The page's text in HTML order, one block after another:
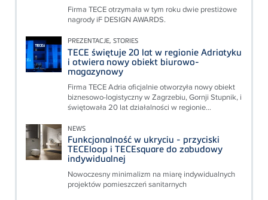
Firma TECE otrzymała w tym roku dwie prestiżowe
nagrody iF DESIGN AWARDS.
PREZENTACJE, STORIES
TECE świętuje 20 lat w regionie Adriatyku
i otwiera nowy obiekt biurowo-
magazynowy
Firma TECE Adria oficjalnie otworzyła nowy obiekt
biznesowo-logistyczny w Zagrzebiu, Gornji Stupnik, i
świętowała 20 lat działalności w regionie...
NEWS
Funkcjonalność w ukryciu - przyciski
TECEloop i TECEsquare do zabudowy
indywidualnej
Nowoczesny minimalizm na miarę indywidualnych
projektów pomieszczeń sanitarnych